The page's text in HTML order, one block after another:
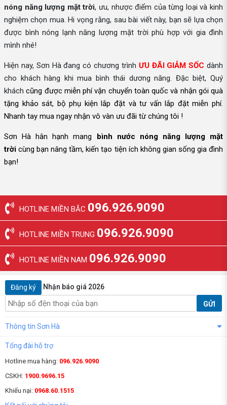
nóng năng lượng mặt trời, ưu, nhược điểm của từng loại và kinh
nghiệm chọn mua. Hi vọng rằng, sau bài viết này, bạn sẽ lựa chọn
được bình nóng lạnh năng lượng mặt trời phù hợp với gia đình
mình nhé!
Hiện nay, Sơn Hà đang có chương trình ƯU ĐÃI GIẢM SỐC dành
cho khách hàng khi mua bình thái dương năng. Đặc biệt, Quý
kháchcũng được miễn phí vận chuyển toàn quốc và nhận gói quà
tặng khảo sát, bộ phụ kiện lắp đặt và tư vấn lắp đặt miễn phí.
Nhanh tay mua ngay nhận vô vàn ưu đãi từ chúng tôi !
Sơn Hà hân hạnh mang
bình nước nóng năng lượng mặt
trời cùng bạn nâng tầm, kiến tạo tiện ích không gian sống gia đình
bạn!
HOTLINE MIỀN BẮC 096.926.9090
HOTLINE MIỀN TRUNG 096.926.9090
HOTLINE MIỀN NAM 096.926.9090
Đăng ký Nhận báo giá 2026
GỬI
Thông tin Sơn Hà
Tổng đài hỗ trợ
Hotline mua hàng: 096.926.9090
CSKH: 1900.9696.15
Khiếu nại: 0968.60.1515